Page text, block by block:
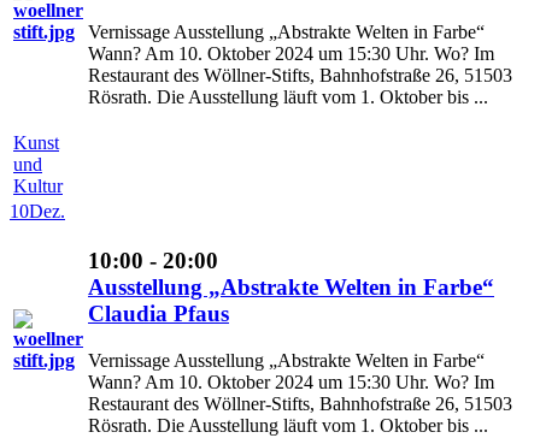
Vernissage Ausstellung „Abstrakte Welten in Farbe“
Wann? Am 10. Oktober 2024 um 15:30 Uhr. Wo? Im
Restaurant des Wöllner-Stifts, Bahnhofstraße 26, 51503
Rösrath. Die Ausstellung läuft vom 1. Oktober bis ...
Kunst
und
Kultur
10Dez.
10:00 - 20:00
Ausstellung „Abstrakte Welten in Farbe“
Claudia Pfaus
Vernissage Ausstellung „Abstrakte Welten in Farbe“
Wann? Am 10. Oktober 2024 um 15:30 Uhr. Wo? Im
Restaurant des Wöllner-Stifts, Bahnhofstraße 26, 51503
Rösrath. Die Ausstellung läuft vom 1. Oktober bis ...